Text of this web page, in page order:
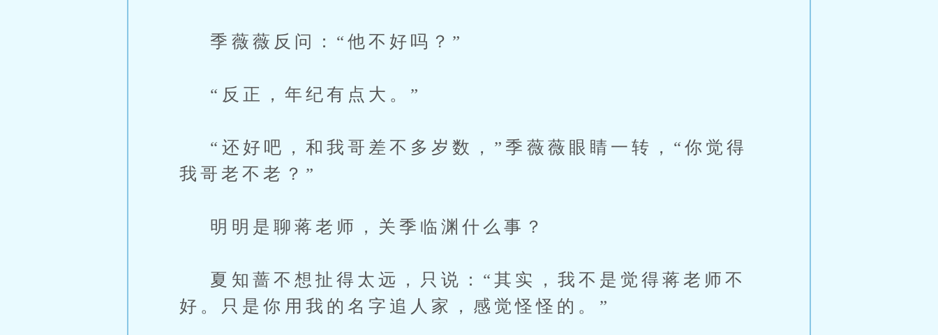
季薇薇反问：“他不好吗？”
“反正，年纪有点大。”
“还好吧，和我哥差不多岁数，”季薇薇眼睛一转，“你觉得
我哥老不老？”
明明是聊蒋老师，关季临渊什么事？
夏知蔷不想扯得太远，只说：“其实，我不是觉得蒋老师不
好。只是你用我的名字追人家，感觉怪怪的。”